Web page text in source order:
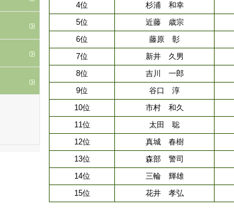
4位
杉浦 和幸
5位
近藤 歳宗
6位
藤原 彰
7位
新井 久男
8位
吉川 一郎
9位
谷口 淳
10位
市村 和久
11位
太田 聡
12位
真城 春樹
13位
森部 警司
14位
三輪 輝雄
15位
花井 孝弘